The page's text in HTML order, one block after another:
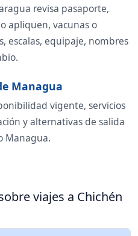
revisa pasaporte,
apliquen, vacunas o
escalas, equipaje, nombres
Managua
vigente, servicios
y alternativas de salida
Managua.
viajes a Chichén